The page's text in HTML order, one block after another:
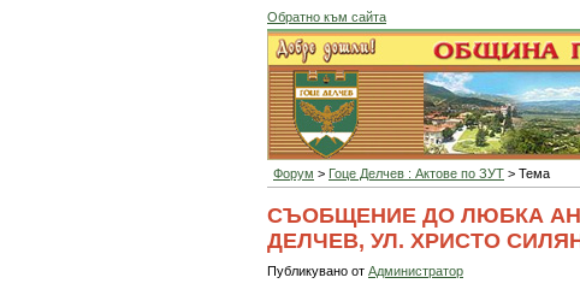
Обратно към сайта
Форум > Гоце Делчев : Актове по ЗУТ > Тема
СЪОБЩЕНИЕ ДО ЛЮБКА
ДЕЛЧЕВ, УЛ. ХРИСТО
Публикувано от Администратор